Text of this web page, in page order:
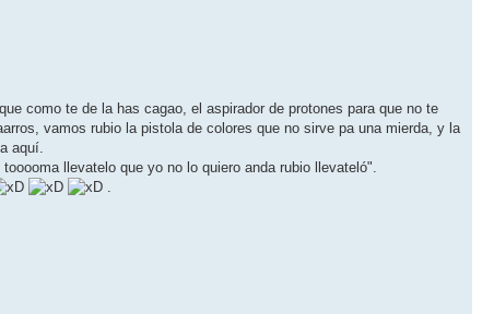
como te de la has cagao, el aspirador de protones para que no te
vamos rubio la pistola de colores que no sirve pa una mierda, y la
aquí.
llevatelo que yo no lo quiero anda rubio llevateló".
.